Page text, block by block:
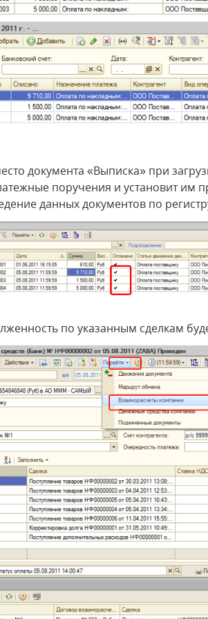
документа «Выписка» при
поручения и установит им
данных документов по
по указанным сделкам